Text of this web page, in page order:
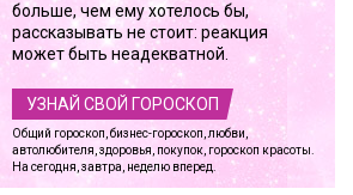
больше, чем ему хотелось бы,
рассказывать не стоит: реакция
может быть неадекватной.
УЗНАЙ СВОЙ ГОРОСКОП
Общий гороскоп, бизнес-гороскоп, любви,
автолюбителя, здоровья, покупок, гороскоп красоты.
На сегодня, завтра, неделю вперед.